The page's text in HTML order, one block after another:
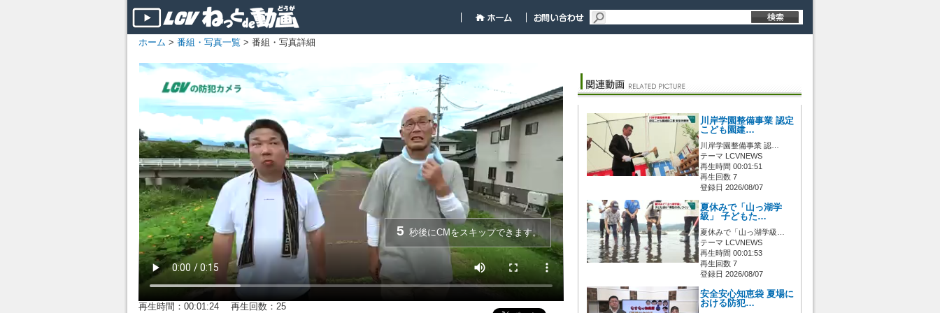
ホーム > 番組・写真一覧 > 番組・写真詳細
5 秒後にCMをスキップできます。
再生時間：00:01:24 再生回数：25
川岸学園整備事業 認定
こども園建…
川岸学園整備事業 認…
テーマ LCVNEWS
再生時間 00:01:51
再生回数 7
登録日 2026/08/07
夏休みで「山っ湖学
級」 子どもた…
夏休みで「山っ湖学級…
テーマ LCVNEWS
再生時間 00:01:53
再生回数 7
登録日 2026/08/07
安全安心知恵袋 夏場に
おける防犯…